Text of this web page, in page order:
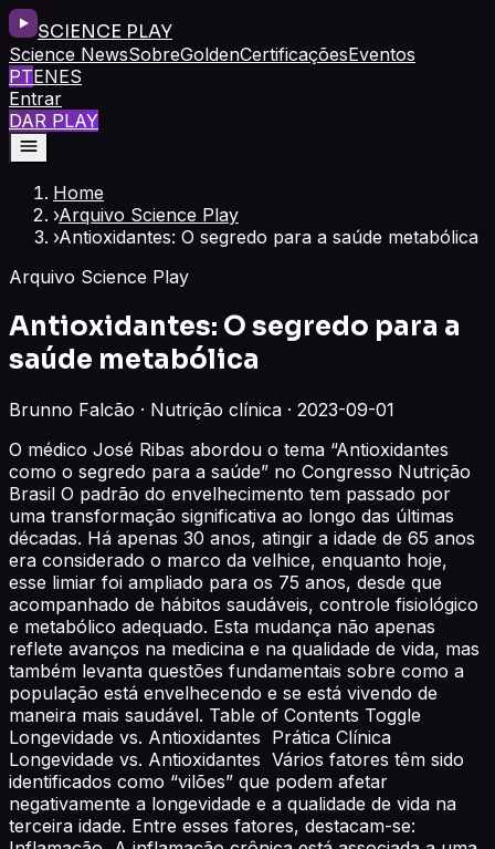
SCIENCE PLAY
Science NewsSobreGoldenCertificaçõesEventos
PTENES
Entrar
DAR PLAY
Home
›Arquivo Science Play
›Antioxidantes: O segredo para a saúde metabólica
Arquivo Science Play
Antioxidantes: O segredo para a
saúde metabólica
Brunno Falcão · Nutrição clínica · 2023-09-01
O médico José Ribas abordou o tema “Antioxidantes
como o segredo para a saúde” no Congresso Nutrição
Brasil O padrão do envelhecimento tem passado por
uma transformação significativa ao longo das últimas
décadas. Há apenas 30 anos, atingir a idade de 65 anos
era considerado o marco da velhice, enquanto hoje,
esse limiar foi ampliado para os 75 anos, desde que
acompanhado de hábitos saudáveis, controle fisiológico
e metabólico adequado. Esta mudança não apenas
reflete avanços na medicina e na qualidade de vida, mas
também levanta questões fundamentais sobre como a
população está envelhecendo e se está vivendo de
maneira mais saudável. Table of Contents Toggle
Longevidade vs. Antioxidantes Prática Clínica
Longevidade vs. Antioxidantes Vários fatores têm sido
identificados como “vilões” que podem afetar
negativamente a longevidade e a qualidade de vida na
terceira idade. Entre esses fatores, destacam-se: